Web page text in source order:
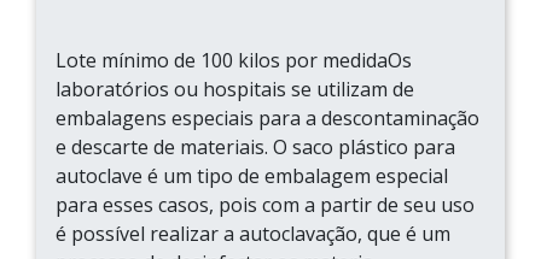
Lote mínimo de 100 kilos por medidaOs
laboratórios ou hospitais se utilizam de
embalagens especiais para a descontaminação
e descarte de materiais. O saco plástico para
autoclave é um tipo de embalagem especial
para esses casos, pois com a partir de seu uso
é possível realizar a autoclavação, que é um